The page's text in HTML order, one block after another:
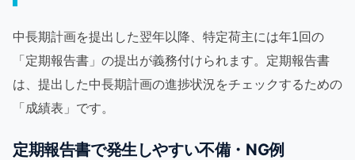
中長期計画を提出した翌年以降、特定荷主には年1回の
「定期報告書」の提出が義務付けられます。定期報告書
は、提出した中長期計画の進捗状況をチェックするための
「成績表」です。
定期報告書で発生しやすい不備・NG例